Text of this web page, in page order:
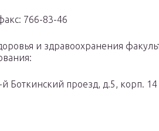
766-83-46
и здравоохранения
Боткинский проезд, д.5, корп. 14